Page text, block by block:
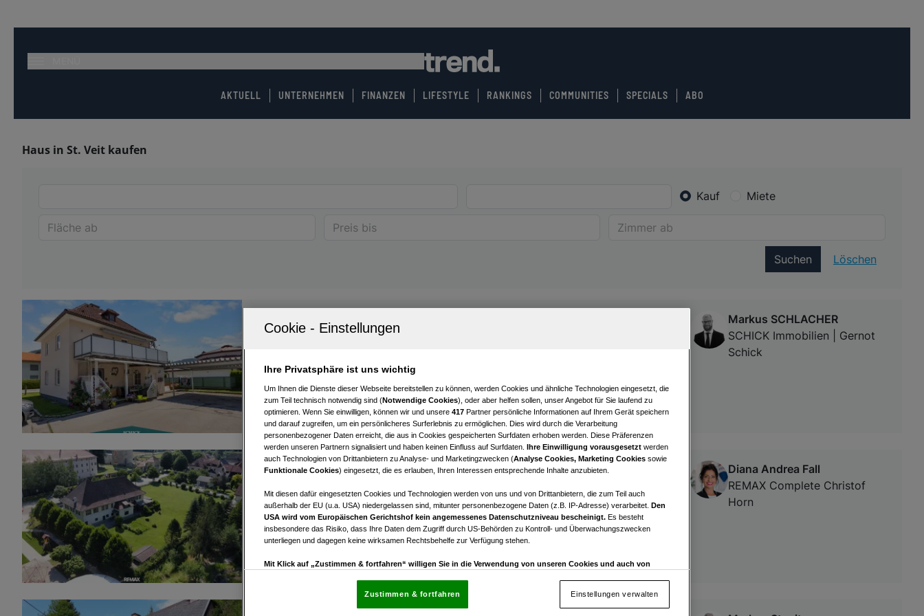
AKTUELL UNTERNEHMEN FINANZEN LIFESTYLE RANKINGS COMMUNITIES SPECIALS ABO
Haus in St. Veit kaufen
Kauf Miete
Suchen Löschen
9360 Friesach
Ideen-Reich - Liegenschaft mit vielseitigem Nutzungspotential
Zimmer
Markus SCHLACHER
SCHICK Immobilien | Gernot
Schick
9342 Gurk
342 m2
Wohnfläche
€ 550.000,00
Kaufpreis
Diana Andrea Fall
REMAX Complete Christof
Horn
Ihre Privatsphäre ist uns wichtig
Um Ihnen die Dienste dieser Webseite bereitstellen zu können, werden Cookies und ähnliche Technologien eingesetzt, die
zum Teil technisch notwendig sind (Notwendige Cookies), oder aber helfen sollen, unser Angebot für Sie laufend zu
optimieren. Wenn Sie einwilligen, können wir und unsere 417 Partner persönliche Informationen auf Ihrem Gerät speichern
und darauf zugreifen, um ein persönlicheres Surferlebnis zu ermöglichen. Dies wird durch die Verarbeitung
personenbezogener Daten erreicht, die aus in Cookies gespeicherten Surfdaten erhoben werden. Diese Präferenzen
werden unseren Partnern signalisiert und haben keinen Einfluss auf Surfdaten. Ihre Einwilligung vorausgesetzt werden
auch Technologien von Drittanbietern zu Analyse- und Marketingzwecken (Analyse Cookies, Marketing Cookies sowie
Funktionale Cookies) eingesetzt, die es erlauben, Ihren Interessen entsprechende Inhalte anzubieten.
Mit diesen dafür eingesetzten Cookies und Technologien werden von uns und von Drittanbietern, die zum Teil auch
außerhalb der EU (u.a. USA) niedergelassen sind, mitunter personenbezogene Daten (z.B. IP-Adresse) verarbeitet. Den
USA wird vom Europäischen Gerichtshof kein angemessenes Datenschutzniveau bescheinigt. Es besteht
insbesondere das Risiko, dass Ihre Daten dem Zugriff durch US-Behörden zu Kontroll- und Überwachungszwecken
unterliegen und dagegen keine wirksamen Rechtsbehelfe zur Verfügung stehen.
Mit Klick auf „Zustimmen & fortfahren“ willigen Sie in die Verwendung von unseren Cookies und auch von
Einstellungen“, die sich auf jeder Seite unten im Footer befinden.
Einstellungen verwalten
Zustimmen & fortfahren